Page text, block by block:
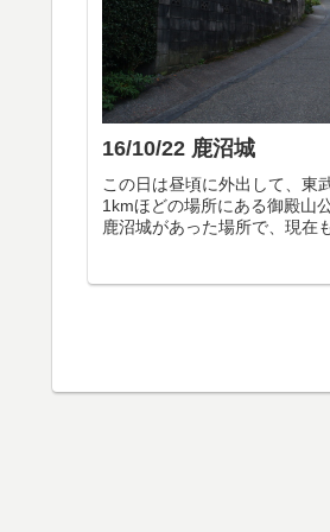
16/10/22 鹿沼城
この日は昼頃に外出して、東
1kmほどの場所にある御殿山
鹿沼城があった場所で、現在